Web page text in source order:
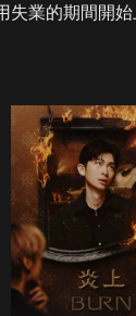
失業的期間開始
的練肩課表，
。